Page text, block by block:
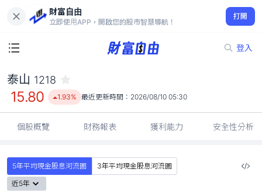
財富自由
立即使用APP，開啟您的股市智慧導航！
打開
登入
15.80
1.93%
泰山 1218
15.80 1.93% 最近更新時間： 2026/08/10 05:30
個股概覽 財務報表 獲利能力 安全性分析
5年平均現金股息河流圖
3年平均現金股息河流圖
近5年